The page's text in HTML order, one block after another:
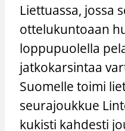
Liettuassa, jossa
ottelukuntoaan
loppupuolella
jatkokarsintaa
Suomelle toimi
seurajoukkue
kukisti kahdesti